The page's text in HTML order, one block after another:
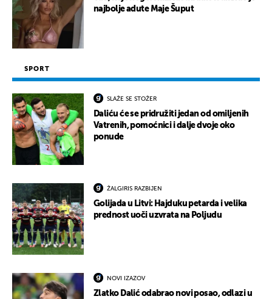
najbolje adute Maje Šuput
SPORT
SLAŽE SE STOŽER
Daliću će se pridružiti jedan od omiljenih
Vatrenih, pomoćnici i dalje dvoje oko
ponude
ŽALGIRIS RAZBIJEN
Golijada u Litvi: Hajduku petarda i velika
prednost uoči uzvrata na Poljudu
NOVI IZAZOV
Zlatko Dalić odabrao novi posao, odlazi u